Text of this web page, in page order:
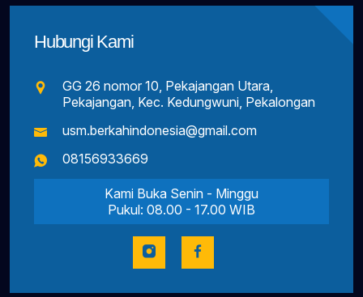
Hubungi Kami
GG 26 nomor 10, Pekajangan Utara,
Pekajangan, Kec. Kedungwuni, Pekalongan
usm.berkahindonesia@gmail.com
08156933669
Kami Buka Senin - Minggu
Pukul: 08.00 - 17.00 WIB